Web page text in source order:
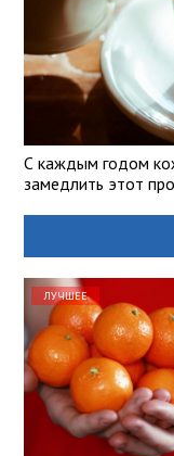
С каждым годом
замедлить этот
ЛУЧШЕЕ